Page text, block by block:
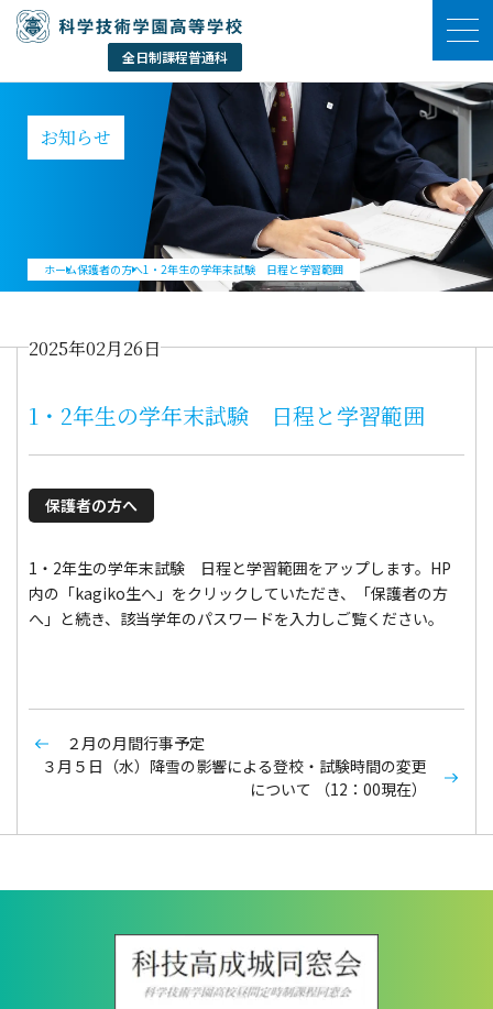
お知らせ
ホーム保護者の方へ1・2年生の学年末試験 日程と学習範囲
2025年02月26日
1・2年生の学年末試験 日程と学習範囲
保護者の方へ
1・2年生の学年末試験 日程と学習範囲をアップします。HP
内の「kagiko生へ」をクリックしていただき、「保護者の方
へ」と続き、該当学年のパスワードを入力しご覧ください。
２月の月間行事予定
３月５日（水）降雪の影響による登校・試験時間の変更
について （12：00現在）